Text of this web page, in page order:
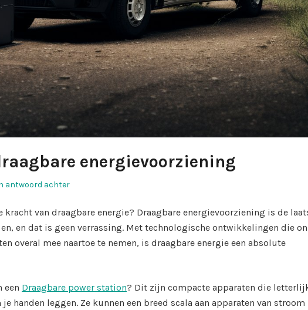
energievoorziening
antwoord achter
kracht van draagbare energie? Draagbare energievoorziening is de
en dat is geen verrassing. Met technologische ontwikkelingen die
overal mee naartoe te nemen, is draagbare energie een absolute
een Draagbare power station? Dit zijn compacte apparaten die
handen leggen. Ze kunnen een breed scala aan apparaten van stroom